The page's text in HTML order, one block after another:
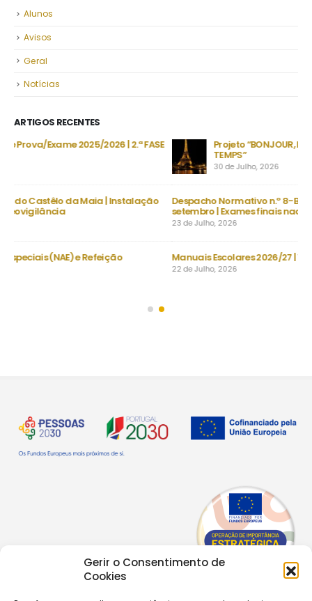
Gerir o Consentimento de
Cookies
Alunos
Avisos
Geral
Notícias
ARTIGOS RECENTES
Projeto “BONJOUR, LE FRANÇAIS!” | “LES CHEVALIERS DU
Despacho Normativo n.º 8-B/2026 | Época extraordinária –
setembro | Exames finais nacionais ensino secundário
Manuais Escolares 2026/27 | Vouchers e manuais reutilizáveis